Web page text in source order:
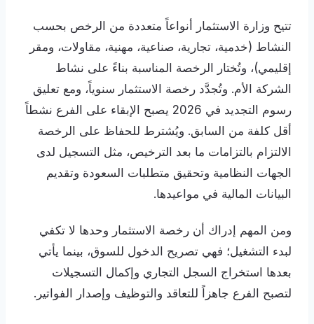
تتيح وزارة الاستثمار أنواعاً متعددة من الرخص بحسب
النشاط (خدمية، تجارية، صناعية، مهنية، مقاولات، ومقر
إقليمي)، وتُختار الرخصة المناسبة بناءً على نشاط
الشركة الأم. وتُجدَّد رخصة الاستثمار سنوياً، ومع تعليق
رسوم التجديد في 2026 يصبح الإبقاء على الفرع نشطاً
أقل كلفة من السابق. ويُشترط للحفاظ على الرخصة
الالتزام بالتزامات ما بعد الترخيص، مثل التسجيل لدى
الجهات النظامية وتحقيق متطلبات السعودة وتقديم
البيانات المالية في مواعيدها.
ومن المهم إدراك أن رخصة الاستثمار وحدها لا تكفي
لبدء التشغيل؛ فهي تصريح الدخول للسوق، بينما يأتي
بعدها استخراج السجل التجاري وإكمال التسجيلات
لتصبح الفرع جاهزاً للتعاقد والتوظيف وإصدار الفواتير.